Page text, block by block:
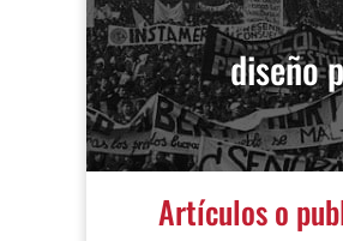
diseño
Artículos o